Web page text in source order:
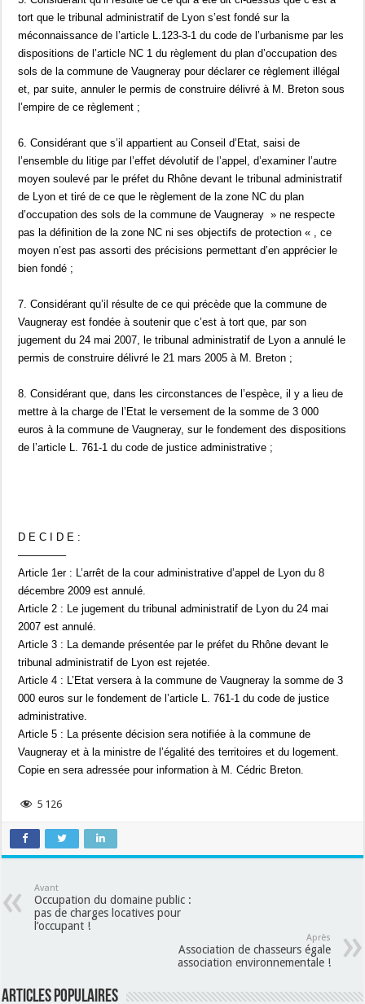
tort que le tribunal administratif de Lyon s’est fondé sur la
méconnaissance de l’article L.123-3-1 du code de l’urbanisme par les
dispositions de l’article NC 1 du règlement du plan d’occupation des
sols de la commune de Vaugneray pour déclarer ce règlement illégal
et, par suite, annuler le permis de construire délivré à M. Breton sous
l’empire de ce règlement ;
6. Considérant que s’il appartient au Conseil d’Etat, saisi de
l’ensemble du litige par l’effet dévolutif de l’appel, d’examiner l’autre
moyen soulevé par le préfet du Rhône devant le tribunal administratif
de Lyon et tiré de ce que le règlement de la zone NC du plan
d’occupation des sols de la commune de Vaugneray » ne respecte
pas la définition de la zone NC ni ses objectifs de protection « , ce
moyen n’est pas assorti des précisions permettant d’en apprécier le
bien fondé ;
7. Considérant qu’il résulte de ce qui précède que la commune de
Vaugneray est fondée à soutenir que c’est à tort que, par son
jugement du 24 mai 2007, le tribunal administratif de Lyon a annulé le
permis de construire délivré le 21 mars 2005 à M. Breton ;
8. Considérant que, dans les circonstances de l’espèce, il y a lieu de
mettre à la charge de l’Etat le versement de la somme de 3 000
euros à la commune de Vaugneray, sur le fondement des dispositions
de l’article L. 761-1 du code de justice administrative ;
D E C I D E :
————–
Article 1er : L’arrêt de la cour administrative d’appel de Lyon du 8
décembre 2009 est annulé.
Article 2 : Le jugement du tribunal administratif de Lyon du 24 mai
2007 est annulé.
Article 3 : La demande présentée par le préfet du Rhône devant le
tribunal administratif de Lyon est rejetée.
Article 4 : L’Etat versera à la commune de Vaugneray la somme de 3
000 euros sur le fondement de l’article L. 761-1 du code de justice
administrative.
Article 5 : La présente décision sera notifiée à la commune de
Vaugneray et à la ministre de l’égalité des territoires et du logement.
Copie en sera adressée pour information à M. Cédric Breton.
5 126
Avant
Occupation du domaine public :
pas de charges locatives pour
l’occupant !
Après
Association de chasseurs égale
association environnementale !
Articles populaires